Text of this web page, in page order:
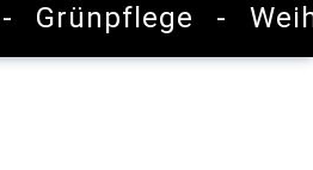
Grünpflege -